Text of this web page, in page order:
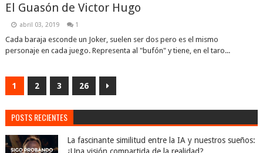
El Guasón de Victor Hugo
abril 03, 2019 1
Cada baraja esconde un Joker, suelen ser dos pero es el mismo
personaje en cada juego. Representa al "bufón" y tiene, en el taro...
1 2 3 26
POSTS RECIENTES
La fascinante similitud entre la IA y nuestros sueños: